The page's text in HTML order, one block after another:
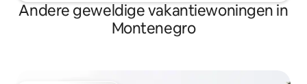
Andere geweldige vakantiewoningen in
Montenegro